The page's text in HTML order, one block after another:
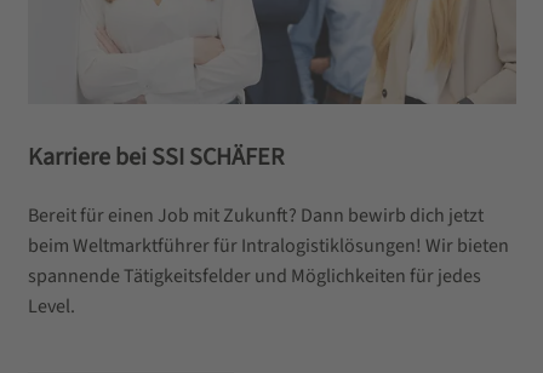
Karriere bei SSI SCHÄFER
Bereit für einen Job mit Zukunft? Dann bewirb dich jetzt
beim Weltmarktführer für Intralogistiklösungen! Wir bieten
spannende Tätigkeitsfelder und Möglichkeiten für jedes
Level.